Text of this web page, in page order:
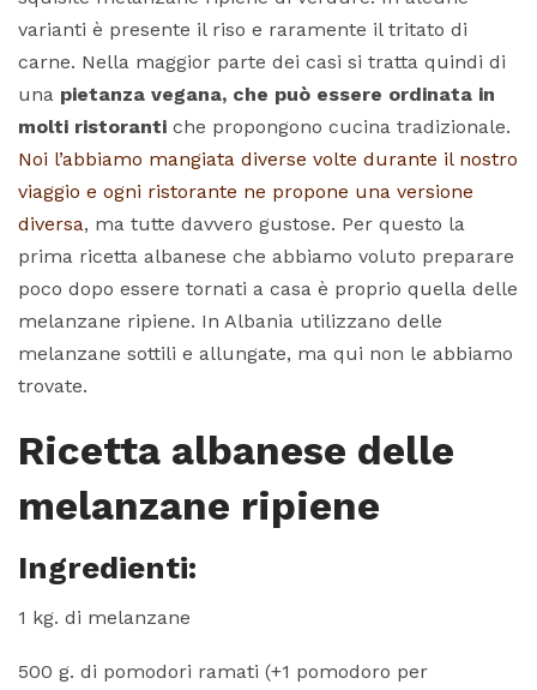
varianti è presente il riso e raramente il tritato di
carne. Nella maggior parte dei casi si tratta quindi di
una pietanza vegana, che può essere ordinata in
molti ristoranti che propongono cucina tradizionale.
Noi l’abbiamo mangiata diverse volte durante il nostro
viaggio e ogni ristorante ne propone una versione
diversa, ma tutte davvero gustose. Per questo la
prima ricetta albanese che abbiamo voluto preparare
poco dopo essere tornati a casa è proprio quella delle
melanzane ripiene. In Albania utilizzano delle
melanzane sottili e allungate, ma qui non le abbiamo
trovate.
Ricetta albanese delle
melanzane ripiene
Ingredienti:
1 kg. di melanzane
500 g. di pomodori ramati (+1 pomodoro per